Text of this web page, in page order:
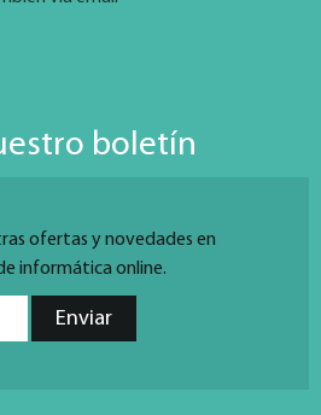
boletín
ofertas y novedades en
informática online.